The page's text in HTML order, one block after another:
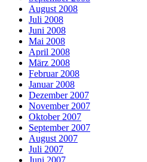
August 2008
Juli 2008
Juni 2008
Mai 2008
April 2008
März 2008
Februar 2008
Januar 2008
Dezember 2007
November 2007
Oktober 2007
September 2007
August 2007
Juli 2007
Juni 2007